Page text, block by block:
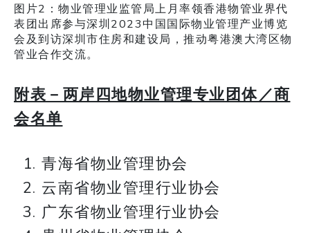
图片2：物业管理业监管局上月率领香港物管业界代
表团出席参与深圳2023中国国际物业管理产业博览
会及到访深圳市住房和建设局，推动粤港澳大湾区物
管业合作交流。
附表－两岸四地物业管理专业团体／商
会名单
青海省物业管理协会
云南省物业管理行业协会
广东省物业管理行业协会